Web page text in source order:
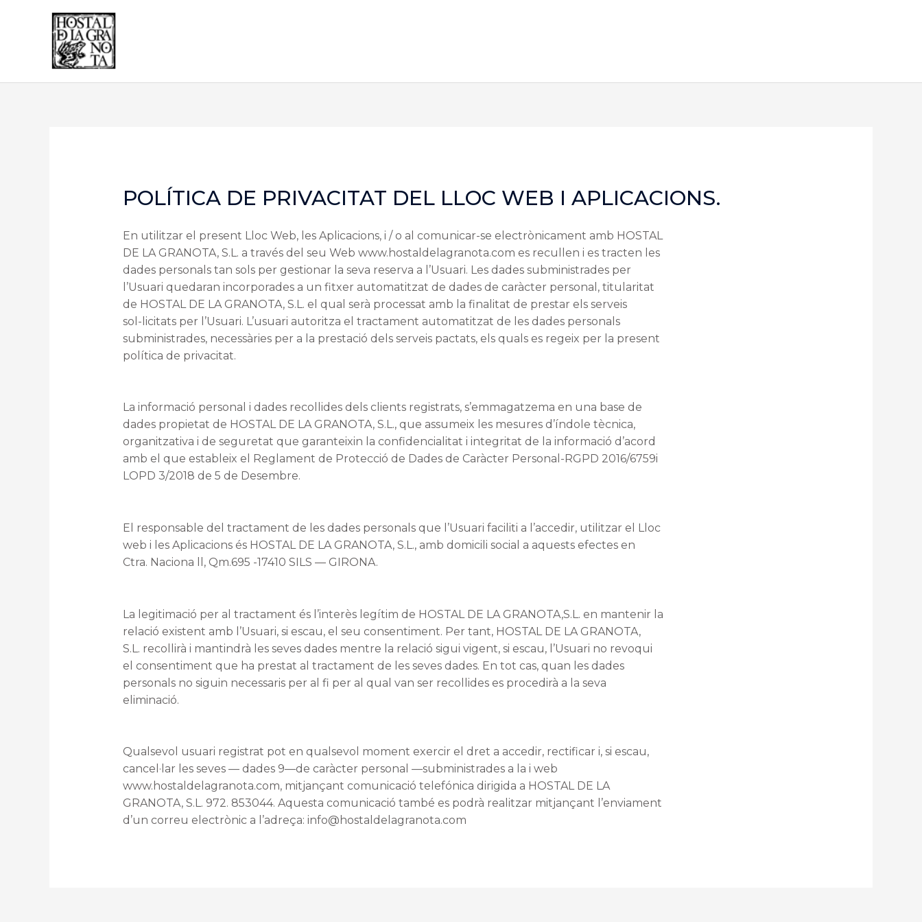
contenido
POLÍTICA DE PRIVACITAT DEL LLOC WEB I APLICACIONS.
En utilitzar el present Lloc Web, les Aplicacions, i / o al comunicar-se electrònicament amb HOSTAL
DE LA GRANOTA, S.L. a través del seu Web www.hostaldelagranota.com es recullen i es tracten les
dades personals tan sols per gestionar la seva reserva a l’Usuari. Les dades subministrades per
l’Usuari quedaran incorporades a un fitxer automatitzat de dades de caràcter personal, titularitat
de HOSTAL DE LA GRANOTA, S.L. el qual serà processat amb la finalitat de prestar els serveis
sol-licitats per l’Usuari. L’usuari autoritza el tractament automatitzat de les dades personals
subministrades, necessàries per a la prestació dels serveis pactats, els quals es regeix per la present
política de privacitat.
La informació personal i dades recollides dels clients registrats, s’emmagatzema en una base de
dades propietat de HOSTAL DE LA GRANOTA, S.L., que assumeix les mesures d’índole tècnica,
organitzativa i de seguretat que garanteixin la confidencialitat i integritat de la informació d’acord
amb el que estableix el Reglament de Protecció de Dades de Caràcter Personal-RGPD 2016/6759i
LOPD 3/2018 de 5 de Desembre.
El responsable del tractament de les dades personals que l’Usuari faciliti a l’accedir, utilitzar el Lloc
web i les Aplicacions és HOSTAL DE LA GRANOTA, S.L., amb domicili social a aquests efectes en
Ctra. Naciona ll, Qm.695 -17410 SILS — GIRONA.
La legitimació per al tractament és l’interès legítim de HOSTAL DE LA GRANOTA,S.L. en mantenir la
relació existent amb l’Usuari, si escau, el seu consentiment. Per tant, HOSTAL DE LA GRANOTA,
S.L. recollirà i mantindrà les seves dades mentre la relació sigui vigent, si escau, l’Usuari no revoqui
el consentiment que ha prestat al tractament de les seves dades. En tot cas, quan les dades
personals no siguin necessaris per al fi per al qual van ser recollides es procedirà a la seva
eliminació.
Qualsevol usuari registrat pot en qualsevol moment exercir el dret a accedir, rectificar i, si escau,
cancel·lar les seves — dades 9—de caràcter personal —subministrades a la i web
www.hostaldelagranota.com, mitjançant comunicació telefónica dirigida a HOSTAL DE LA
GRANOTA, S.L. 972. 853044. Aquesta comunicació també es podrà realitzar mitjançant l’enviament
d’un correu electrònic a l’adreça: info@hostaldelagranota.com